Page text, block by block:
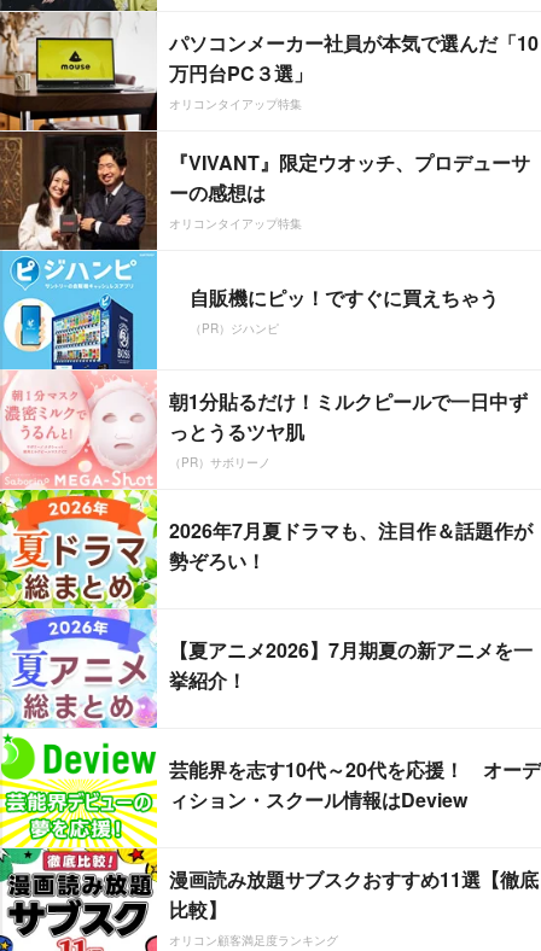
パソコンメーカー社員が本気で選んだ「10
万円台PC３選」
オリコンタイアップ特集
『VIVANT』限定ウオッチ、プロデューサ
ーの感想は
オリコンタイアップ特集
自販機にピッ！ですぐに買えちゃう
（PR）ジハンピ
朝1分貼るだけ！ミルクピールで一日中ず
っとうるツヤ肌
（PR）サボリーノ
2026年7月夏ドラマも、注目作＆話題作が
勢ぞろい！
【夏アニメ2026】7月期夏の新アニメを一
挙紹介！
芸能界を志す10代～20代を応援！ オーデ
ィション・スクール情報はDeview
漫画読み放題サブスクおすすめ11選【徹底
比較】
オリコン顧客満足度ランキング